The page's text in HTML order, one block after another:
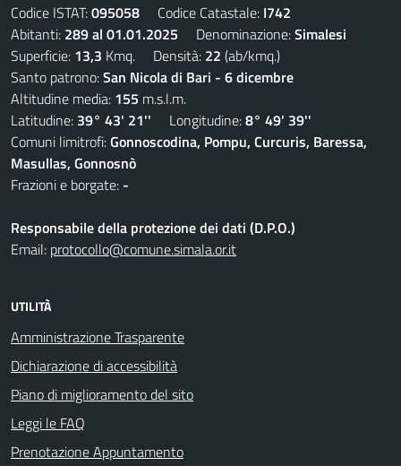
Codice ISTAT:095058 Codice Catastale: I742
Abitanti: 289 al 01.01.2025 Denominazione:Simalesi
Superficie: 13,3 Kmq. Densità: 22 (ab/kmq.)
Santo patrono:San Nicola di Bari - 6 dicembre
Altitudine media: 155 m.s.l.m.
Latitudine: 39° 43' 21'' Longitudine:8° 49' 39''
Comuni limitrofi:Gonnoscodina, Pompu, Curcuris, Baressa,
Masullas, Gonnosnò
Frazioni e borgate: -
Responsabile della protezione dei dati (D.P.O.)
Email: protocollo@comune.simala.or.it
UTILITÀ
Amministrazione Trasparente
Dichiarazione di accessibilità
Piano di miglioramento del sito
Leggi le FAQ
Prenotazione Appuntamento